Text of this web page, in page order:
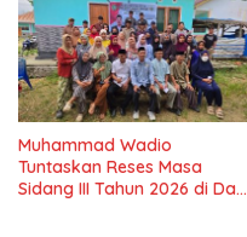
Muhammad Wadio
Tuntaskan Reses Masa
Sidang III Tahun 2026 di Dapil